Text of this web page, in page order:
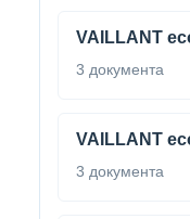
VAILLANT
3 документа
VAILLANT
3 документа